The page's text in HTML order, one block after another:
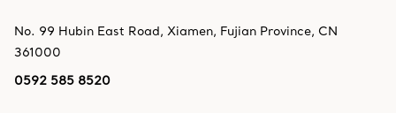
No. 99 Hubin East Road, Xiamen, Fujian Province, CN
361000
0592 585 8520